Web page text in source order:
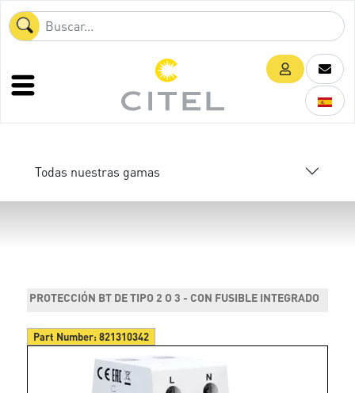
Todas nuestras gamas
PROTECCIÓN BT DE TIPO 2 O 3 - CON FUSIBLE INTEGRADO
Part Number:821310342